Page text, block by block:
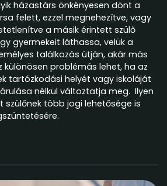
házastárs önkényesen dönt a
felett, ezzel megnehezítve, vagy
a másik érintett szülő
gyermekeit láthassa, velük a
találkozás útján, akár más
különösen problémás lehet, ha az
tartózkodási helyét vagy iskoláját
nélkül változtatja meg. Ilyen
szülőnek több jogi lehetősége is